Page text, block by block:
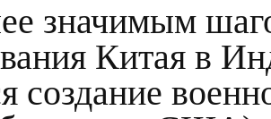
значимым
Китая в
создание